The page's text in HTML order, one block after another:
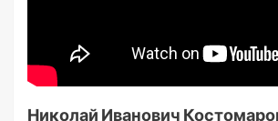
Николай Иванович